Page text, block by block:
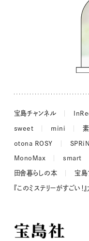
ノーラのフィンランド旅気分
吉田羊さんの着物と12の
長谷川あかりさんの今週
宝島チャンネル
sweet mini
otona ROSY
MonoMax smart
田舎暮らしの本 宝島
『このミステリーがすごい！